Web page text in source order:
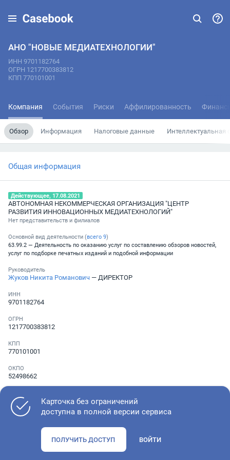
АНО "НОВЫЕ МЕДИАТЕХНОЛОГИИ"
ИНН 9701182764
ОГРН 1217700383812
КПП 770101001
Компания События Риски Аффилированность
Обзор Информация Налоговые данные Интеллектуальная
Общая информация
Действующее, 17.08.2021
АВТОНОМНАЯ НЕКОММЕРЧЕСКАЯ ОРГАНИЗАЦИЯ "ЦЕНТР
РАЗВИТИЯ ИННОВАЦИОННЫХ МЕДИАТЕХНОЛОГИЙ"
Нет представительств и филиалов
Основной вид деятельности (всего 9)
63.99.2 — Деятельность по оказанию услуг по составлению обзоров новостей,
услуг по подборке печатных изданий и подобной информации
Руководитель
Жуков Никита Романович — ДИРЕКТОР
ИНН
9701182764
ОГРН
1217700383812
КПП
770101001
ОКПО
52498662
Не указан
Как оценить состояние компании
Карточка без ограничений
доступна в полной версии сервиса
ПОЛУЧИТЬ ДОСТУП ВОЙТИ